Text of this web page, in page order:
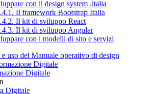
con il design system .italia
Il framework Bootstrap Italia
Il kit di sviluppo React
Il kit di sviluppo Angular
con i modelli di sito e servizi
uso del Manuale operativo di design
Digitale